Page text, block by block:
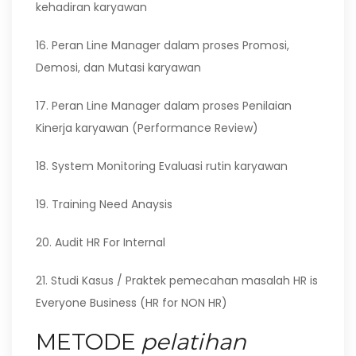
kehadiran karyawan
16. Peran Line Manager dalam proses Promosi,
Demosi, dan Mutasi karyawan
17. Peran Line Manager dalam proses Penilaian
Kinerja karyawan (Performance Review)
18. System Monitoring Evaluasi rutin karyawan
19. Training Need Anaysis
20. Audit HR For Internal
21. Studi Kasus / Praktek pemecahan masalah HR is
Everyone Business (HR for NON HR)
METODE pelatihan